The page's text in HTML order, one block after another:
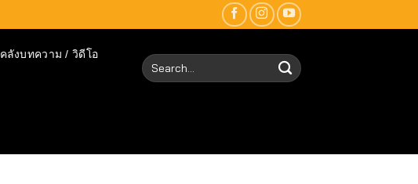
คลังบทความ / วิดีโอ
Search
for: